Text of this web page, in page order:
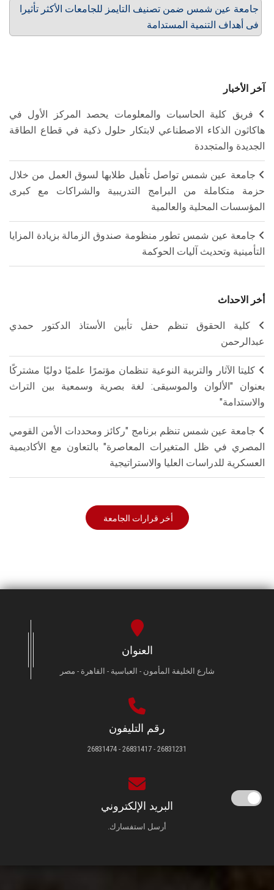
جامعة عين شمس ضمن تصنيف التايمز للجامعات الأكثر تأثيرا
فى أهداف التنمية المستدامة
آخر الأخبار
فريق كلية الحاسبات والمعلومات يحصد المركز الأول في
هاكاثون الذكاء الاصطناعي لابتكار حلول ذكية في قطاع الطاقة
الجديدة والمتجددة
جامعة عين شمس تواصل تأهيل طلابها لسوق العمل من خلال
حزمة متكاملة من البرامج التدريبية والشراكات مع كبرى
المؤسسات المحلية والعالمية
جامعة عين شمس تطور منظومة صندوق الزمالة بزيادة المزايا
التأمينية وتحديث آليات الحوكمة
أخر الاحداث
كلية الحقوق تنظم حفل تأبين الأستاذ الدكتور حمدي
عبدالرحمن
كليتا الآثار والتربية النوعية تنظمان مؤتمرًا علميًا دوليًا مشتركًا
بعنوان "الألوان والموسيقى: لغة بصرية وسمعية بين التراث
والاستدامة"
جامعة عين شمس تنظم برنامج "ركائز ومحددات الأمن القومي
المصري في ظل المتغيرات المعاصرة" بالتعاون مع الأكاديمية
العسكرية للدراسات العليا والاستراتيجية
أخر قرارات الجامعة
العنوان
شارع الخليفة المأمون - العباسية - القاهرة - مصر
رقم التليفون
26831231 - 26831417 - 26831474
البريد الإلكتروني
أرسل استفسارك.